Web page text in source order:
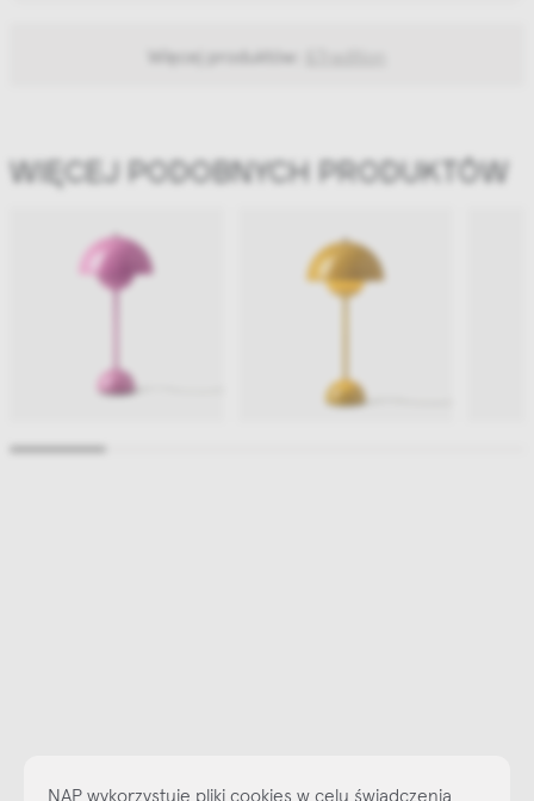
Więcej produktów:
WIĘCEJ PODOBNYCH PRODUKTÓW
NAP wykorzystuje pliki cookies w celu świadczenia